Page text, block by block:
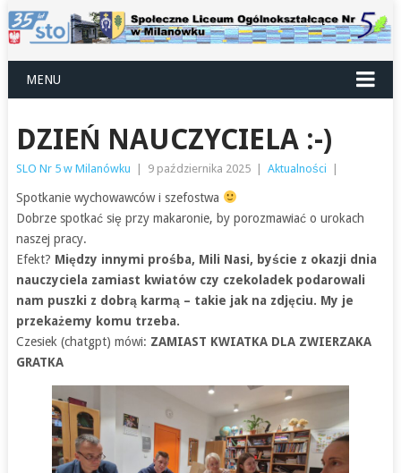
MENU
DZIEŃ NAUCZYCIELA :-)
SLO Nr 5 w Milanówku 9 października 2025 Aktualności
Spotkanie wychowawców i szefostwa
Dobrze spotkać się przy makaronie, by porozmawiać o urokach
naszej pracy.
Efekt? Między innymi prośba, Mili Nasi, byście z okazji dnia
nauczyciela zamiast kwiatów czy czekoladek podarowali
nam puszki z dobrą karmą – takie jak na zdjęciu. My je
przekażemy komu trzeba.
Czesiek (chatgpt) mówi: ZAMIAST KWIATKA DLA ZWIERZAKA
GRATKA